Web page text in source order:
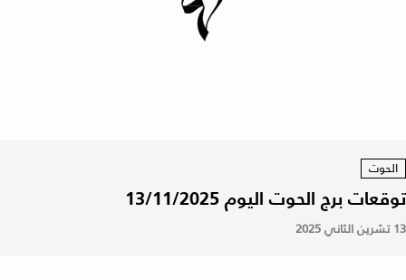
الحوت
توقعات برج الحوت اليوم 13/11/2025
13 تشرين الثاني 2025